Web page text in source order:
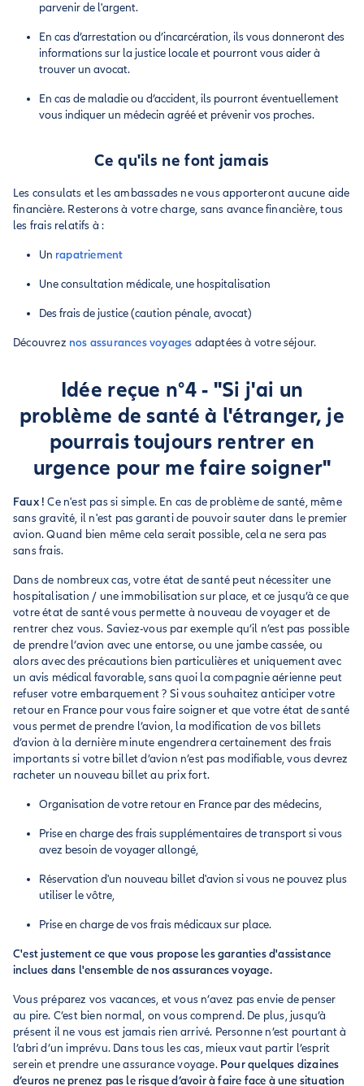
parvenir de l'argent.
En cas d’arrestation ou d’incarcération, ils vous donneront des
informations sur la justice locale et pourront vous aider à
trouver un avocat.
En cas de maladie ou d’accident, ils pourront éventuellement
vous indiquer un médecin agréé et prévenir vos proches.
Ce qu'ils ne font jamais
Les consulats et les ambassades ne vous apporteront aucune aide
financière. Resterons à votre charge, sans avance financière, tous
les frais relatifs à :
Un rapatriement
Une consultation médicale, une hospitalisation
Des frais de justice (caution pénale, avocat)
Découvrez nos assurances voyages adaptées à votre séjour.
Idée reçue n°4 - "Si j'ai un
problème de santé à l'étranger, je
pourrais toujours rentrer en
urgence pour me faire soigner"
Faux !Ce n'est pas si simple. En cas de problème de santé, même
sans gravité, il n'est pas garanti de pouvoir sauter dans le premier
avion. Quand bien même cela serait possible, cela ne sera pas
sans frais.
Dans de nombreux cas, votre état de santé peut nécessiter une
hospitalisation / une immobilisation sur place, et ce jusqu’à ce que
votre état de santé vous permette à nouveau de voyager et de
rentrer chez vous. Saviez-vous par exemple qu’il n’est pas possible
de prendre l’avion avec une entorse, ou une jambe cassée, ou
alors avec des précautions bien particulières et uniquement avec
un avis médical favorable, sans quoi la compagnie aérienne peut
refuser votre embarquement ? Si vous souhaitez anticiper votre
retour en France pour vous faire soigner et que votre état de santé
vous permet de prendre l’avion, la modification de vos billets
d’avion à la dernière minute engendrera certainement des frais
importants si votre billet d’avion n’est pas modifiable, vous devrez
racheter un nouveau billet au prix fort.
Organisation de votre retour en France par des médecins,
Prise en charge des frais supplémentaires de transport si vous
avez besoin de voyager allongé,
Réservation d'un nouveau billet d'avion si vous ne pouvez plus
utiliser le vôtre,
Prise en charge de vos frais médicaux sur place.
C'est justement ce que vous propose les garanties d'assistance
inclues dans l'ensemble de nos assurances voyage.
Vous préparez vos vacances, et vous n’avez pas envie de penser
au pire. C’est bien normal, on vous comprend. De plus, jusqu’à
présent il ne vous est jamais rien arrivé. Personne n’est pourtant à
l’abri d’un imprévu. Dans tous les cas, mieux vaut partir l’esprit
serein et prendre une assurance voyage. Pour quelques dizaines
d’euros ne prenez pas le risque d’avoir à faire face à une situation